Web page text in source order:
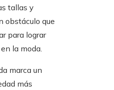
tallas y
obstáculo que
para lograr
la moda.
marca un
más